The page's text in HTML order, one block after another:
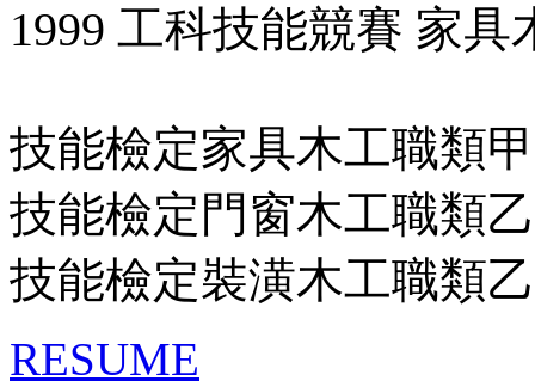
1999 工科技能競賽 家
技能檢定家具木工職類
技能檢定門窗木工職類
技能檢定裝潢木工職類
RESUME